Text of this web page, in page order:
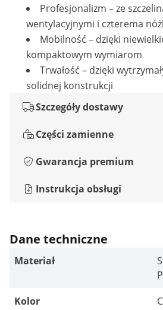
Profesjonalizm – ze
wentylacyjnymi i czterema
Mobilność – dzięki
kompaktowym wymiarom
Trwałość – dzięki
solidnej konstrukcji
Szczegóły dostawy
Części zamienne
Gwarancja premium
Instrukcja obsługi
Dane techniczne
Materiał
Kolor